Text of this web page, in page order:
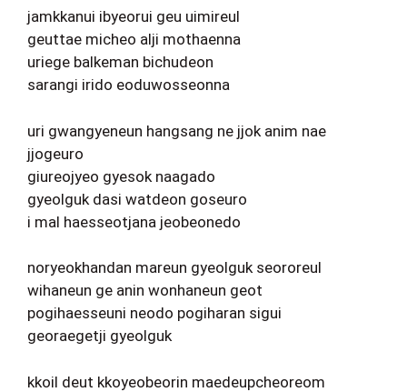
jamkkanui ibyeorui geu uimireul
geuttae micheo alji mothaenna
uriege balkeman bichudeon
sarangi irido eoduwosseonna
uri gwangyeneun hangsang ne jjok anim nae
jjogeuro
giureojyeo gyesok naagado
gyeolguk dasi watdeon goseuro
i mal haesseotjana jeobeonedo
noryeokhandan mareun gyeolguk seororeul
wihaneun ge anin wonhaneun geot
pogihaesseuni neodo pogiharan sigui
georaegetji gyeolguk
kkoil deut kkoyeobeorin maedeupcheoreom